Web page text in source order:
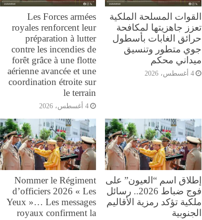
القوات المسلحة الملكية
تعزز جاهزيتها لمكافحة
حرائق الغابات بأسطول
جوي متطور وتنسيق
ميداني محكم
4 أغسطس، 2026
Les Forces armées
royales renforcent leur
préparation à lutter
contre les incendies de
forêt grâce à une flotte
aérienne avancée et une
coordination étroite sur
le terrain
4 أغسطس، 2026
إطلاق اسم “العيون” على
فوج ضباط 2026.. رسائل
ملكية تؤكد رمزية الأقاليم
الجنوبية
Nommer le Régiment
d’officiers 2026 « Les
Yeux »… Les messages
royaux confirment la